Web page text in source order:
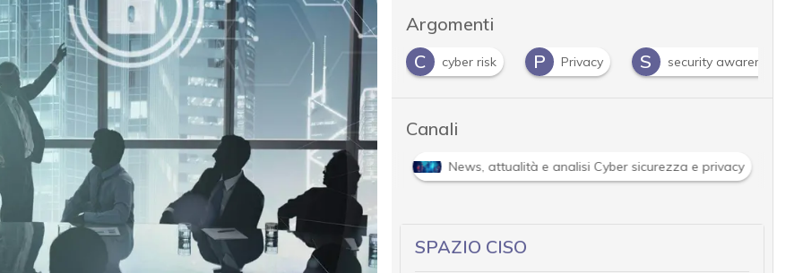
Argomenti
C
cyber resilience cyber risk P Privacy S security awareness
Canali
C
Cultura cyber News, attualità e analisi Cyber
SPAZIO CISO